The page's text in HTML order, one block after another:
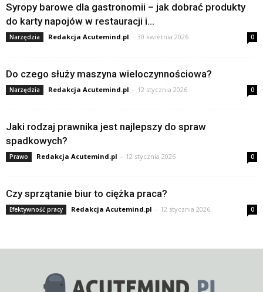
Syropy barowe dla gastronomii – jak dobrać produkty
do karty napojów w restauracji i...
Narzędzia Redakcja Acutemind.pl - 30 kwietnia 2026 0
Do czego służy maszyna wieloczynnościowa?
Narzędzia Redakcja Acutemind.pl - 12 stycznia 2026 0
Jaki rodzaj prawnika jest najlepszy do spraw
spadkowych?
Prawo Redakcja Acutemind.pl - 12 stycznia 2026 0
Czy sprzątanie biur to ciężka praca?
Efektywność pracy Redakcja Acutemind.pl - 12 stycznia 2026 0